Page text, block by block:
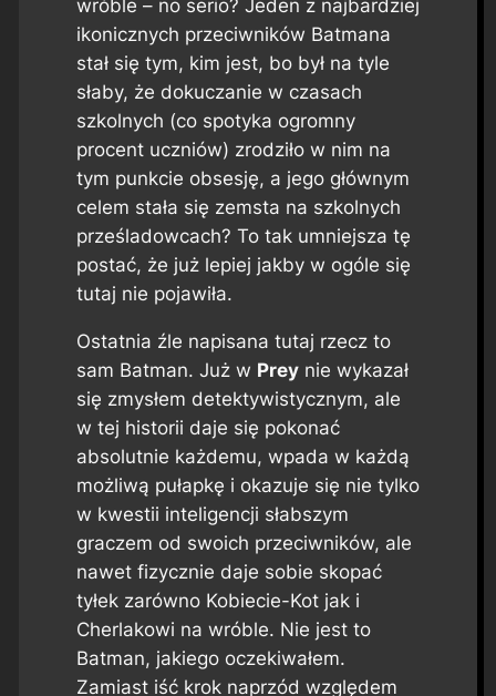
wróble – no serio? Jeden z najbardziej
ikonicznych przeciwników Batmana
stał się tym, kim jest, bo był na tyle
słaby, że dokuczanie w czasach
szkolnych (co spotyka ogromny
procent uczniów) zrodziło w nim na
tym punkcie obsesję, a jego głównym
celem stała się zemsta na szkolnych
prześladowcach? To tak umniejsza tę
postać, że już lepiej jakby w ogóle się
tutaj nie pojawiła.
Ostatnia źle napisana tutaj rzecz to
sam Batman. Już w Preynie wykazał
się zmysłem detektywistycznym, ale
w tej historii daje się pokonać
absolutnie każdemu, wpada w każdą
możliwą pułapkę i okazuje się nie tylko
w kwestii inteligencji słabszym
graczem od swoich przeciwników, ale
nawet fizycznie daje sobie skopać
tyłek zarówno Kobiecie-Kot jak i
Cherlakowi na wróble. Nie jest to
Batman, jakiego oczekiwałem.
Zamiast iść krok naprzód względem